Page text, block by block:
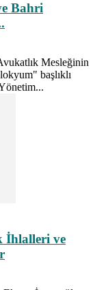
Bahri
Mesleğinin
başlıklı
İhlalleri ve